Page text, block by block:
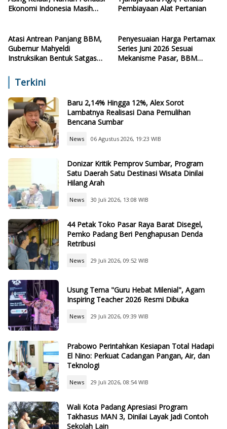
Ekonomi Indonesia Masih
Pembiayaan Alat Pertanian
Atasi Antrean Panjang BBM,
Gubernur Mahyeldi
Instruksikan Bentuk Satgas
Penyesuaian Harga Pertamax
Series Juni 2026 Sesuai
Mekanisme Pasar, BBM
Terkini
Baru 2,14% Hingga 12%, Alex Sorot
Lambatnya Realisasi Dana Pemulihan
Bencana Sumbar
News 06 Agustus 2026, 19:23 WIB
Donizar Kritik Pemprov Sumbar, Program
Satu Daerah Satu Destinasi Wisata Dinilai
Hilang Arah
News 30 Juli 2026, 13:08 WIB
44 Petak Toko Pasar Raya Barat Disegel,
Pemko Padang Beri Penghapusan Denda
Retribusi
News 29 Juli 2026, 09:52 WIB
Usung Tema "Guru Hebat Milenial", Agam
Inspiring Teacher 2026 Resmi Dibuka
News 29 Juli 2026, 09:39 WIB
Prabowo Perintahkan Kesiapan Total Hadapi
El Nino: Perkuat Cadangan Pangan, Air, dan
Teknologi
News 29 Juli 2026, 08:54 WIB
Wali Kota Padang Apresiasi Program
Takhasus MAN 3, Dinilai Layak Jadi Contoh
Sekolah Lain